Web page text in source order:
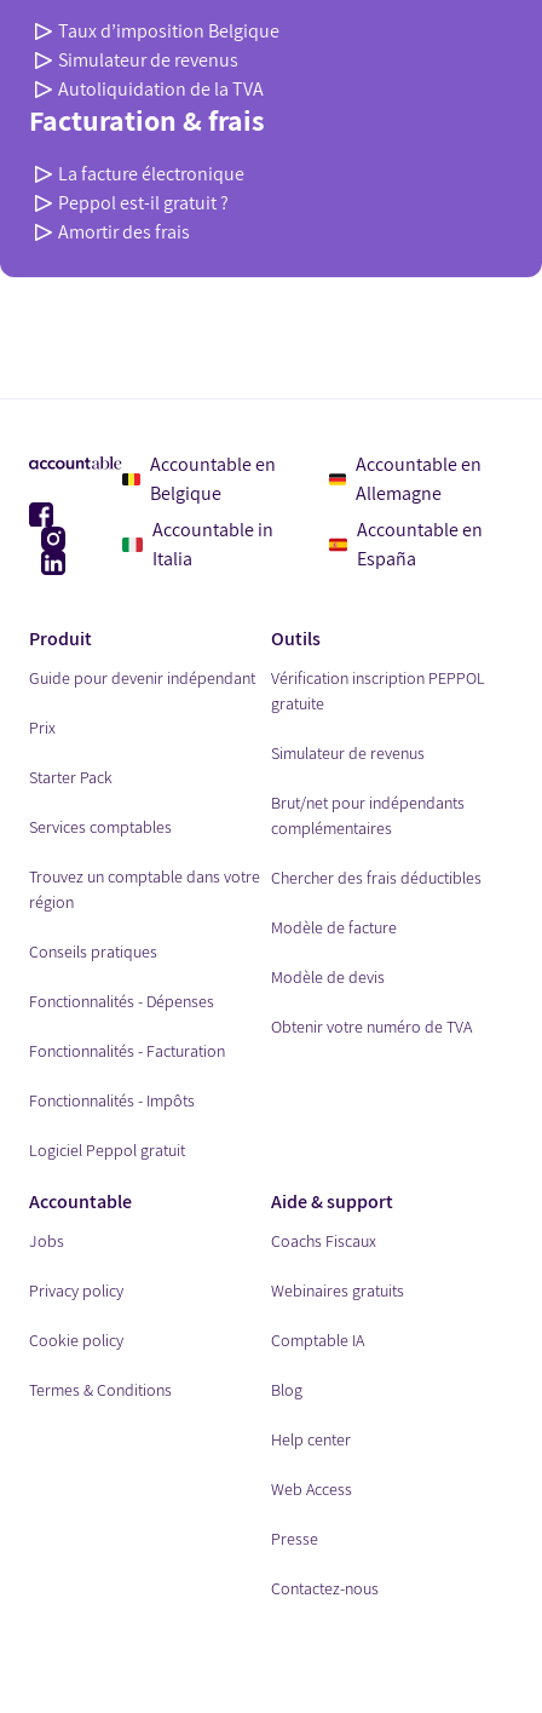
Taux d’imposition Belgique
Simulateur de revenus
Autoliquidation de la TVA
Facturation & frais
La facture électronique
Peppol est-il gratuit ?
Amortir des frais
Accountable en
Belgique
Accountable en
Allemagne
Accountable in
Italia
Accountable en
España
Produit
Guide pour devenir indépendant
Prix
Starter Pack
Services comptables
Trouvez un comptable dans votre
région
Conseils pratiques
Fonctionnalités - Dépenses
Fonctionnalités - Facturation
Fonctionnalités - Impôts
Logiciel Peppol gratuit
Outils
Vérification inscription PEPPOL
gratuite
Simulateur de revenus
Brut/net pour indépendants
complémentaires
Chercher des frais déductibles
Modèle de facture
Modèle de devis
Obtenir votre numéro de TVA
Accountable
Jobs
Privacy policy
Cookie policy
Termes & Conditions
Aide & support
Coachs Fiscaux
Webinaires gratuits
Comptable IA
Blog
Help center
Web Access
Presse
Contactez-nous